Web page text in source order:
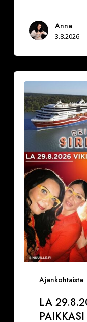
Anna
3.8.2026
Ajankohtaista
29.8.2026
Varaa
paikkasi
Sinkkuristeilylle
Deittisirkus
pikadeiteille
(Viking
Grace)
LA